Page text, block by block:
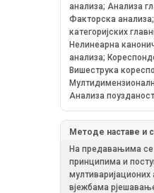
анализа; Анализа
Факторска
категоријских
Нелинеарна
анализа;
Вишеструка
Анализа
Методе наставе и
На предавањима
принципима и
мултиваријационих
вјежбама